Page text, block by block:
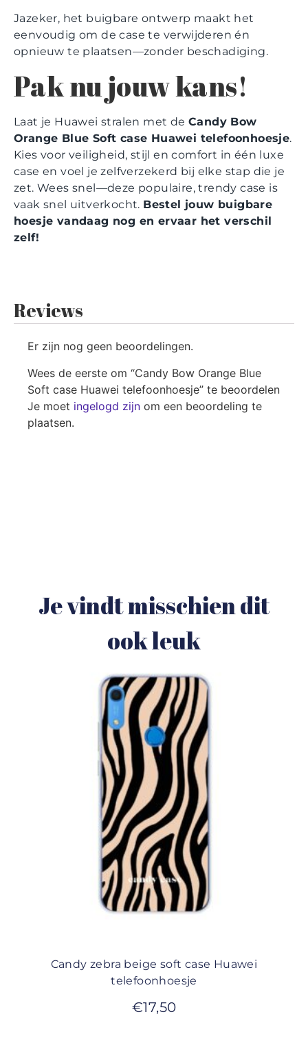
Jazeker, het buigbare ontwerp maakt het
eenvoudig om de case te verwijderen én
opnieuw te plaatsen—zonder beschadiging.
Pak nu jouw kans!
Laat je Huawei stralen met de Candy Bow
Orange Blue Soft case Huawei telefoonhoesje.
Kies voor veiligheid, stijl en comfort in één luxe
case en voel je zelfverzekerd bij elke stap die je
zet. Wees snel—deze populaire, trendy case is
vaak snel uitverkocht. Bestel jouw buigbare
hoesje vandaag nog en ervaar het verschil
zelf!
Reviews
Er zijn nog geen beoordelingen.
Wees de eerste om “Candy Bow Orange Blue
Soft case Huawei telefoonhoesje” te beoordelen
Je moet ingelogd zijn om een beoordeling te
plaatsen.
Je vindt misschien dit
ook leuk
Candy zebra beige soft case Huawei
telefoonhoesje
€17,50